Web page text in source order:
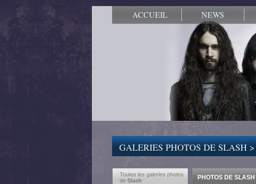
ACCUEIL NEWS
GALERIES PHOTOS DE SLASH
Toutes les galeries photos
de Slash PHOTOS DE